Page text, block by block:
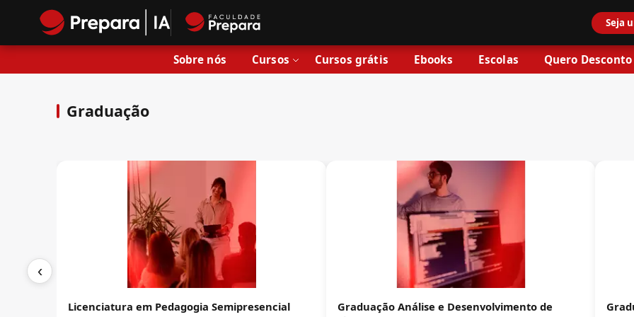
Seja
Sobre nós Cursos Cursos grátis Ebooks Escolas Quero Desconto
Graduação
‹
Licenciatura em Pedagogia Semipresencial
Graduação Análise e Desenvolvimento de